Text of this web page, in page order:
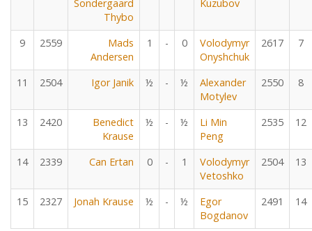
Sondergaard
Thybo
Kuzubov
9 2559
Mads
Andersen
1 - 0
Volodymyr
Onyshchuk
2617 7
11 2504 Igor Janik ½ - ½
Alexander
Motylev
2550 8
13 2420
Benedict
Krause
½ - ½
Li Min
Peng
2535 12
14 2339 Can Ertan 0 - 1
Volodymyr
Vetoshko
2504 13
15 2327 Jonah Krause ½ - ½
Egor
Bogdanov
2491 14